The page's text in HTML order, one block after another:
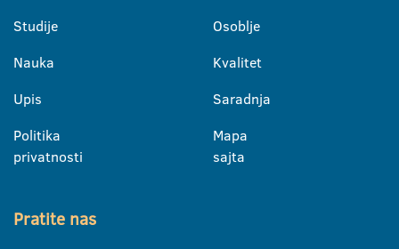
Studije
Nauka
Upis
Politika
privatnosti
Osoblje
Kvalitet
Saradnja
Mapa
sajta
Pratite nas